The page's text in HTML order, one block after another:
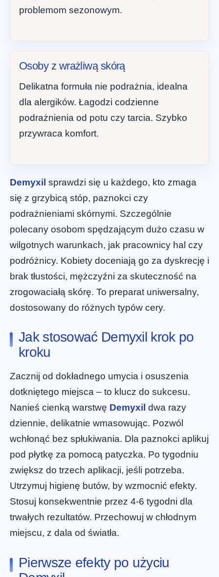
problemom sezonowym.
Osoby z wrażliwą skórą
Delikatna formuła nie podrażnia, idealna
dla alergików. Łagodzi codzienne
podrażnienia od potu czy tarcia. Szybko
przywraca komfort.
Demyxil sprawdzi się u każdego, kto zmaga
się z grzybicą stóp, paznokci czy
podrażnieniami skórnymi. Szczególnie
polecany osobom spędzającym dużo czasu w
wilgotnych warunkach, jak pracownicy hal czy
podróżnicy. Kobiety doceniają go za dyskrecję i
brak tłustości, mężczyźni za skuteczność na
zrogowaciałą skórę. To preparat uniwersalny,
dostosowany do różnych typów cery.
Jak stosować Demyxil krok po
kroku
Zacznij od dokładnego umycia i osuszenia
dotkniętego miejsca – to klucz do sukcesu.
Nanieś cienką warstwę Demyxil dwa razy
dziennie, delikatnie wmasowując. Pozwól
wchłonąć bez spłukiwania. Dla paznokci aplikuj
pod płytkę za pomocą patyczka. Po tygodniu
zwiększ do trzech aplikacji, jeśli potrzeba.
Utrzymuj higienę butów, by wzmocnić efekty.
Stosuj konsekwentnie przez 4-6 tygodni dla
trwałych rezultatów. Przechowuj w chłodnym
miejscu, z dala od światła.
Pierwsze efekty po użyciu